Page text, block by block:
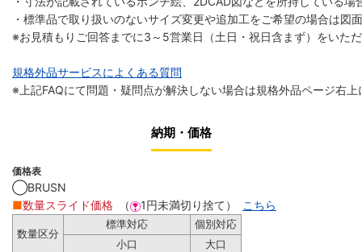
・標準品で取り扱いのないサイズ変更や追加工をご希望の場合は図
※お見積もりご回答までに3～5営業日（土日・祝日含まず）をいた
規格外品サービスによくある質問
※上記FAQにて問題・疑問点が解決しない場合は規格外品ページ右上
納期・価格
価格表
◯BRUSN
■数量スライド価格 （ 1円未満切り捨て） こちら
数量区分
標準対応
個別対応
小口
大口